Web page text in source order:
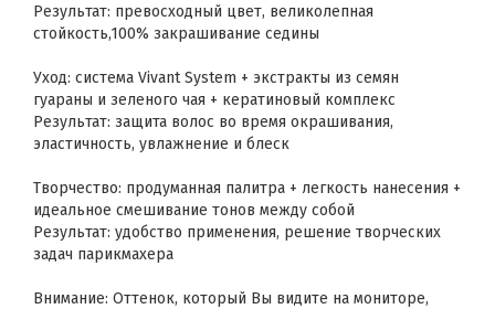
Результат: превосходный цвет, великолепная
стойкость,100% закрашивание седины
Уход: система Vivant System + экстракты из семян
гуараны и зеленого чая + кератиновый комплекс
Результат: защита волос во время окрашивания,
эластичность, увлажнение и блеск
Творчество: продуманная палитра + легкость нанесения +
идеальное смешивание тонов между собой
Результат: удобство применения, решение творческих
задач парикмахера
Внимание: Оттенок, который Вы видите на мониторе,